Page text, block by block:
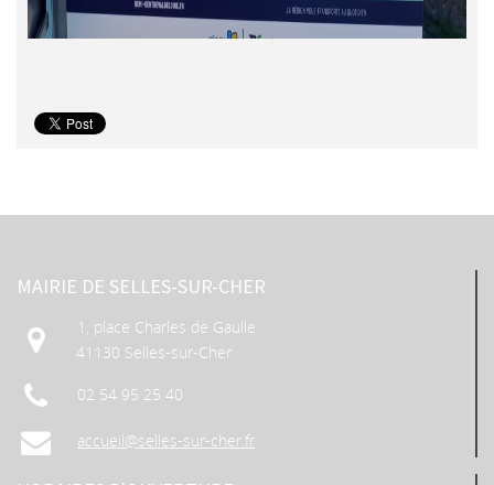
MAIRIE DE SELLES-SUR-CHER
1, place Charles de Gaulle
41130 Selles-sur-Cher
02 54 95 25 40
accueil@selles-sur-cher.fr